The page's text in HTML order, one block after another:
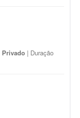
Privado | Duração